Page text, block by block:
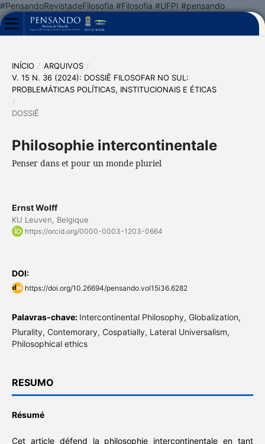
#PensandoRevistadeFilosofia #Filosofia #UFPI #pensando
INÍCIO / ARQUIVOS /
V. 15 N. 36 (2024): DOSSIÊ FILOSOFAR NO SUL:
PROBLEMÁTICAS POLÍTICAS, INSTITUCIONAIS E ÉTICAS
/
DOSSIÊ
Philosophie intercontinentale
Penser dans et pour un monde pluriel
Ernst Wolff
KU Leuven, Belgique
https://orcid.org/0000-0003-1203-0664
DOI:
https://doi.org/10.26694/pensando.vol15i36.6282
Palavras-chave: Intercontinental Philosophy, Globalization,
Plurality, Contemorary, Cospatially, Lateral Universalism,
Philosophical ethics
RESUMO
Résumé
Cet article défend la philosophie intercontinentale en tant